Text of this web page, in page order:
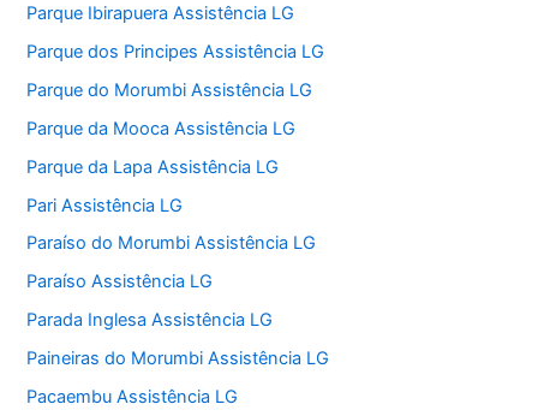
Parque Ibirapuera Assistência LG
Parque dos Principes Assistência LG
Parque do Morumbi Assistência LG
Parque da Mooca Assistência LG
Parque da Lapa Assistência LG
Pari Assistência LG
Paraíso do Morumbi Assistência LG
Paraíso Assistência LG
Parada Inglesa Assistência LG
Paineiras do Morumbi Assistência LG
Pacaembu Assistência LG